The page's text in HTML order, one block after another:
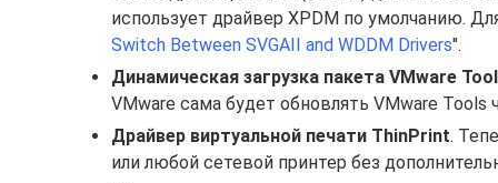
использует драйвер XPDM по умолчанию.
Switch Between SVGAII and WDDM Drivers".
Динамическая загрузка пакета VMware
VMware сама будет обновлять VMware Tools
Драйвер виртуальной печати ThinPrint.
или любой сетевой принтер без